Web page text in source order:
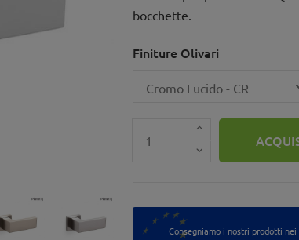
bocchette.
Finiture Olivari
Consegniamo i nostri prodotti